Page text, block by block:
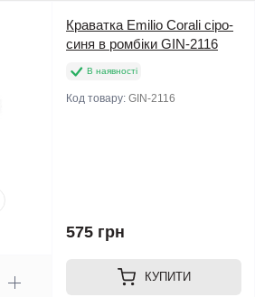
Краватка Emilio Corali сіро-
синя в ромбіки GIN-2116
В наявності
Код товару: GIN-2116
575 грн
КУПИТИ